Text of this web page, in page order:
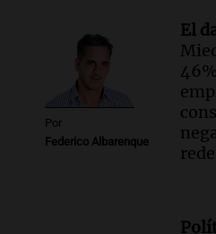
Por
Federico Albarenque
El